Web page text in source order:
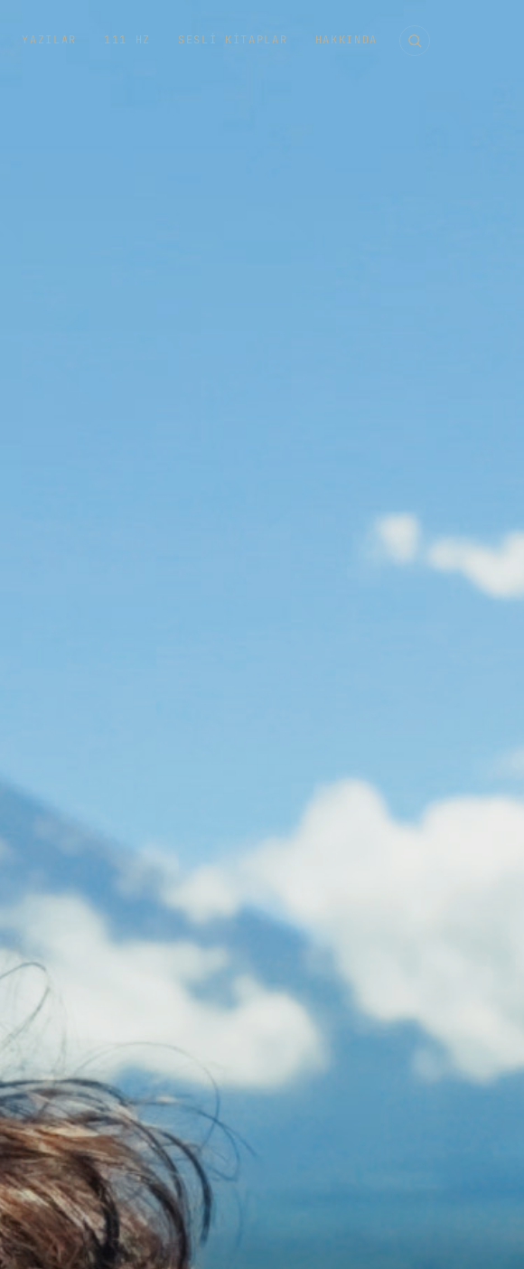
YAZILAR 111 HZ SESLI KITAPLAR HAKKINDA